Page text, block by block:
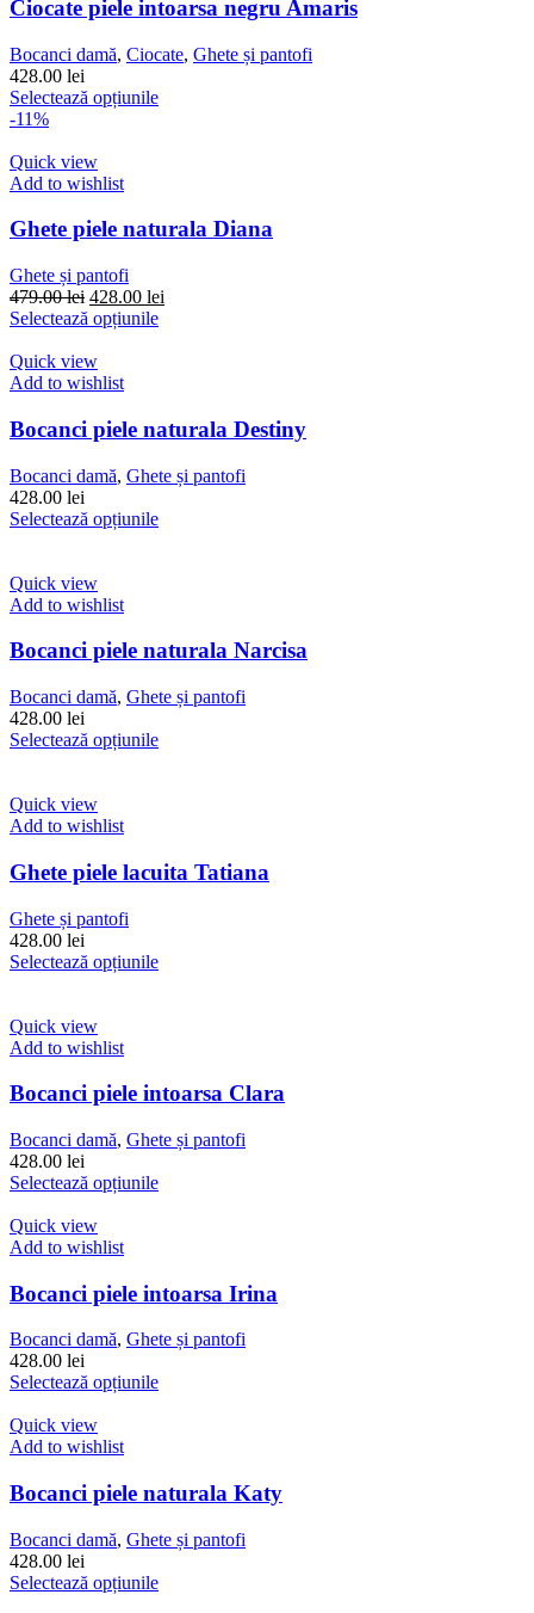
Ciocate piele intoarsa negru Amaris
Bocanci damă, Ciocate, Ghete și pantofi
428.00 lei
Selectează opțiunileAcest
Opțiunile
alese
în
pagina
-11%
Quick view
Add to wishlist
Ghete piele naturala Diana
Ghete și pantofi
479.00lei Prețul
inițial
fost:
479.00 lei.
428.00 lei
Selectează opțiunileAcest
variații.
Opțiunile
pot
fi
în
Quick view
Add to wishlist
Bocanci piele naturala Destiny
Bocanci damă, Ghete și pantofi
428.00 lei
Selectează opțiunileAcest
Opțiunile
fi
alese
pagina
Quick view
Add to wishlist
Bocanci piele naturala Narcisa
Bocanci damă, Ghete și pantofi
428.00 lei
Selectează opțiunileAcest
Opțiunile
pot
pagina
Quick view
Add to wishlist
Ghete piele lacuita Tatiana
Ghete și pantofi
428.00 lei
Selectează opțiunileAcest
Opțiunile
fi
alese
pagina
Quick view
Add to wishlist
Bocanci piele intoarsa Clara
Bocanci damă, Ghete și pantofi
428.00 lei
Selectează opțiunileAcest
variații.
Opțiunile
pot
fi
în
Quick view
Add to wishlist
Bocanci piele intoarsa Irina
Bocanci damă, Ghete și pantofi
428.00 lei
Selectează opțiunileAcest
variații.
Opțiunile
pot
fi
în
Quick view
Add to wishlist
Bocanci piele naturala Katy
Bocanci damă, Ghete și pantofi
428.00 lei
Selectează opțiunileAcest